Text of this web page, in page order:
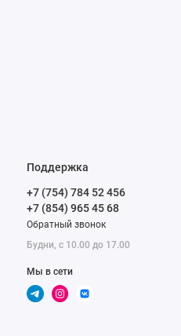
Поддержка
+7 (754) 784 52 456
+7 (854) 965 45 68
Обратный звонок
Будни, с 10.00 до 17.00
Мы в сети